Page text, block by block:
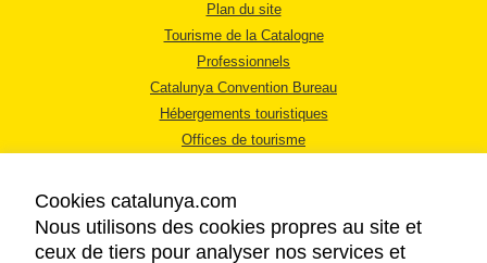
Plan du site
Tourisme de la Catalogne
Professionnels
Catalunya Convention Bureau
Hébergements touristiques
Offices de tourisme
Cookies catalunya.com
Nous utilisons des cookies propres au site et
ceux de tiers pour analyser nos services et